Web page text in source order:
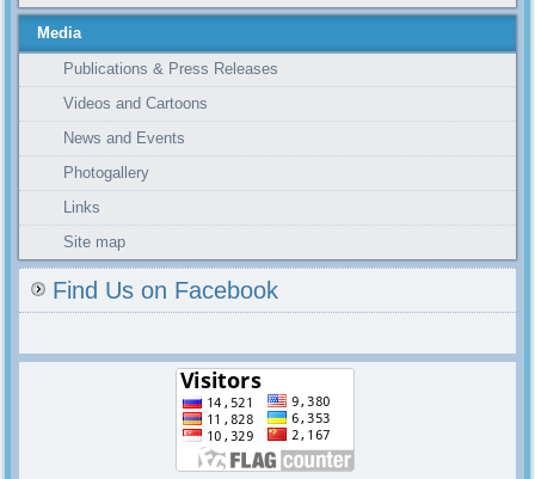
Media
Publications & Press Releases
Videos and Cartoons
News and Events
Photogallery
Links
Site map
Find Us on Facebook